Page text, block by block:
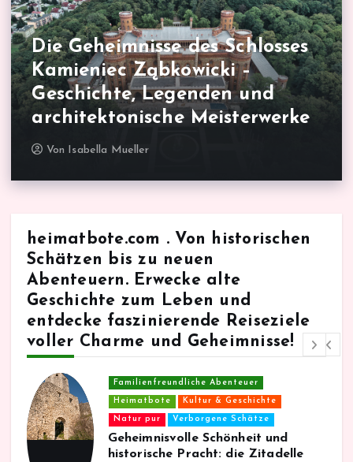
Die Geheimnisse des Schlosses
Kamieniec Ząbkowicki –
Geschichte, Legenden und
architektonische Meisterwerke
Von Isabella Mueller
heimatbote.com . Von historischen
Schätzen bis zu neuen
Abenteuern. Erwecke alte
Geschichte zum Leben und
entdecke faszinierende Reiseziele
voller Charme und Geheimnisse!
Familienfreundliche Abenteuer
Heimatbote Kultur & Geschichte
Natur pur Verborgene Schätze
Geheimnisvolle Schönheit und
historische Pracht: die Zitadelle